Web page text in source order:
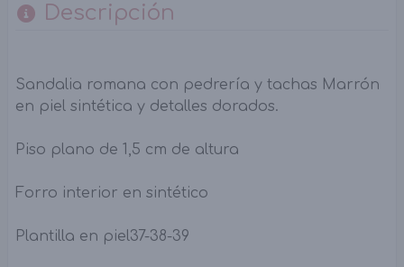
Descripción
Sandalia romana con pedrería y tachas Marrón
en piel sintética y detalles dorados.
Piso plano de 1,5 cm de altura
Forro interior en sintético
Plantilla en piel37-38-39